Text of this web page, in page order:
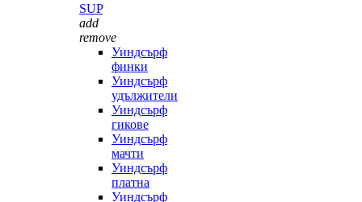
SUP
add
remove
Уиндсърф
финки
Уиндсърф
удължители
Уиндсърф
гикове
Уиндсърф
мачти
Уиндсърф
платна
Уиндсърф